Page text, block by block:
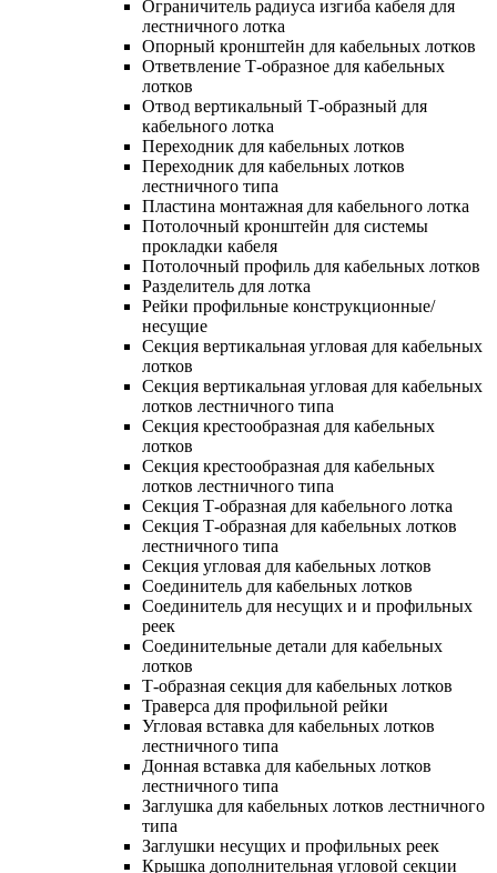
Ограничитель радиуса изгиба кабеля для
лестничного лотка
Опорный кронштейн для кабельных лотков
Ответвление Т-образное для кабельных
лотков
Отвод вертикальный Т-образный для
кабельного лотка
Переходник для кабельных лотков
Переходник для кабельных лотков
лестничного типа
Пластина монтажная для кабельного лотка
Потолочный кронштейн для системы
прокладки кабеля
Потолочный профиль для кабельных лотков
Разделитель для лотка
Рейки профильные конструкционные/
несущие
Секция вертикальная угловая для кабельных
лотков
Секция вертикальная угловая для кабельных
лотков лестничного типа
Секция крестообразная для кабельных
лотков
Секция крестообразная для кабельных
лотков лестничного типа
Секция Т-образная для кабельного лотка
Секция Т-образная для кабельных лотков
лестничного типа
Секция угловая для кабельных лотков
Соединитель для кабельных лотков
Соединитель для несущих и и профильных
реек
Соединительные детали для кабельных
лотков
Т-образная секция для кабельных лотков
Траверса для профильной рейки
Угловая вставка для кабельных лотков
лестничного типа
Донная вставка для кабельных лотков
лестничного типа
Заглушка для кабельных лотков лестничного
типа
Заглушки несущих и профильных реек
Крышка дополнительная угловой секции